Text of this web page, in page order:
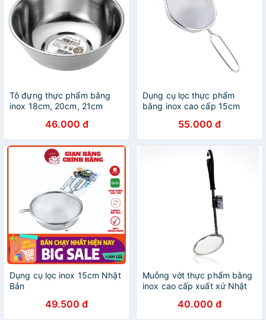
Tô đựng thực phẩm bằng
inox 18cm, 20cm, 21cm
46.000 đ
Dụng cụ lọc thực phẩm
bằng inox cao cấp 15cm
khẩu từ Nhật55.000 đ
Dụng cụ lọc inox 15cm Nhật
Bản
49.500 đ
Muỗng vớt thực phẩm bằng
inox cao cấp xuất xứ Nhật
40.000 đ